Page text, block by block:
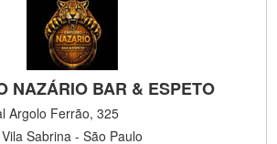
NAZÁRIO BAR & ESPETO
Argolo Ferrão, 325
Vila Sabrina - São Paulo